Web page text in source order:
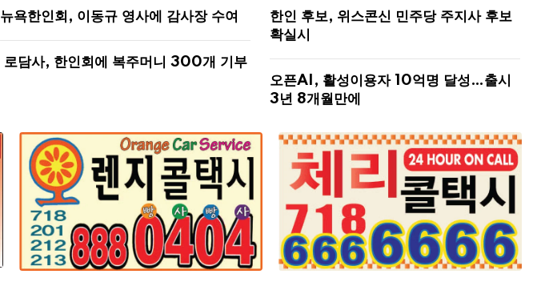
뉴욕한인회, 이동규 영사에 감사장 수여
로담사, 한인회에 복주머니 300개 기부
한인 후보, 위스콘신 민주당 주지사 후보
확실시
오픈AI, 활성이용자 10억명 달성…출시
3년 8개월만에